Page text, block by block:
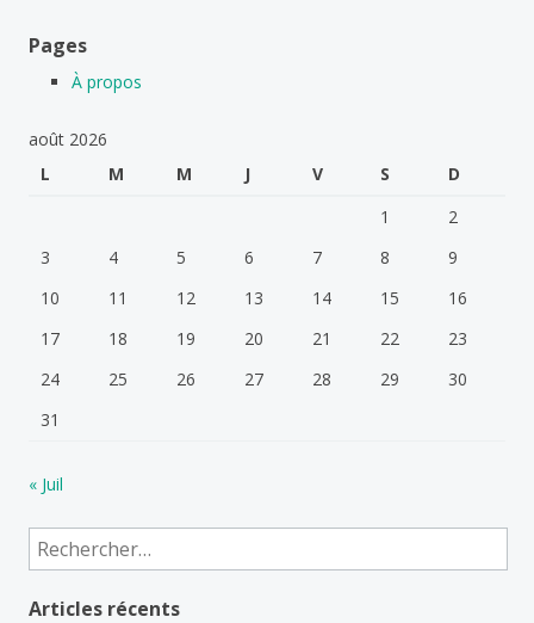
Pages
À propos
août 2026
L
M M J V S
D
1
2
3
4 5 6 7 8
9
10
11 12 13 14 15
16
17
18 19 20 21 22
23
24
25 26 27 28 29
30
31
« Juil
Rechercher :
Articles récents